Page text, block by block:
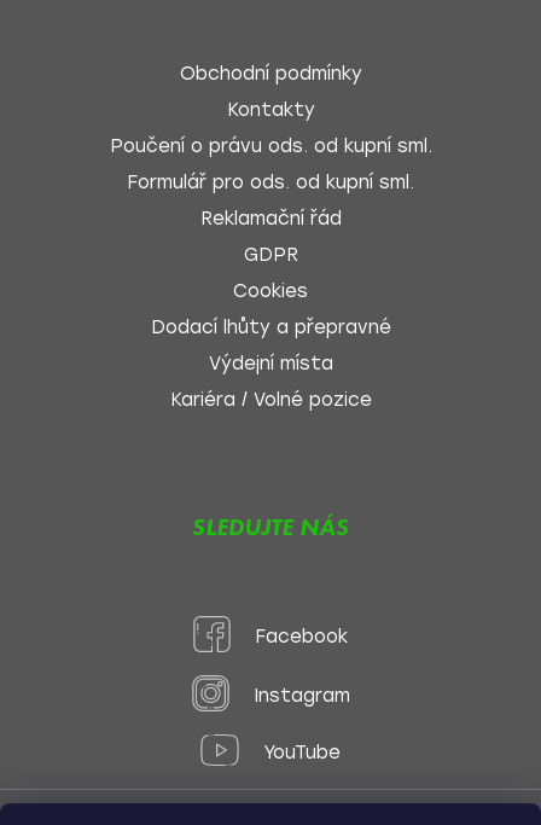
Obchodní podmínky
Kontakty
Poučení o právu ods. od kupní sml.
Formulář pro ods. od kupní sml.
Reklamační řád
GDPR
Cookies
Dodací lhůty a přepravné
Výdejní místa
Kariéra / Volné pozice
SLEDUJTE NÁS
Facebook
Instagram
YouTube